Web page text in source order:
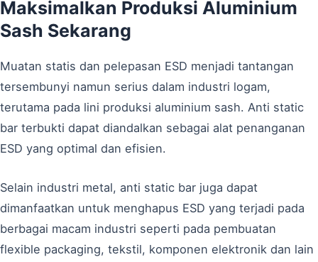
Maksimalkan Produksi Aluminium
Sash Sekarang
Muatan statis dan pelepasan ESD menjadi tantangan
tersembunyi namun serius dalam industri logam,
terutama pada lini produksi aluminium sash. Anti static
bar terbukti dapat diandalkan sebagai alat penanganan
ESD yang optimal dan efisien.
Selain industri metal, anti static bar juga dapat
dimanfaatkan untuk menghapus ESD yang terjadi pada
berbagai macam industri seperti pada pembuatan
flexible packaging, tekstil, komponen elektronik dan lain